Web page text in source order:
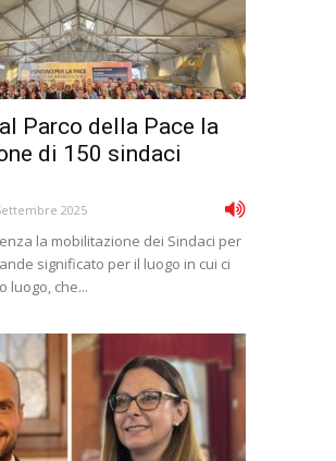
Parco della Pace la
di 150 sindaci
2025
la mobilitazione dei Sindaci per
significato per il luogo in cui ci
luogo, che...